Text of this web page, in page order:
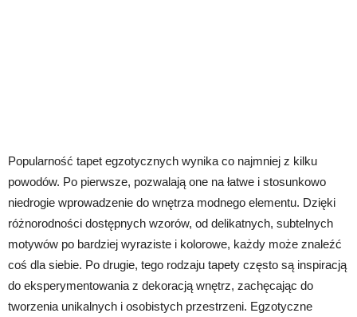
Popularność tapet egzotycznych wynika co najmniej z kilku
powodów. Po pierwsze, pozwalają one na łatwe i stosunkowo
niedrogie wprowadzenie do wnętrza modnego elementu. Dzięki
różnorodności dostępnych wzorów, od delikatnych, subtelnych
motywów po bardziej wyraziste i kolorowe, każdy może znaleźć
coś dla siebie. Po drugie, tego rodzaju tapety często są inspiracją
do eksperymentowania z dekoracją wnętrz, zachęcając do
tworzenia unikalnych i osobistych przestrzeni. Egzotyczne